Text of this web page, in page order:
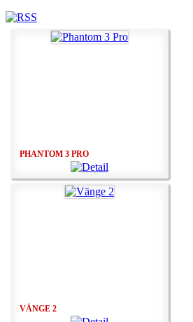
PHANTOM 3 PRO
VÄNGE 2